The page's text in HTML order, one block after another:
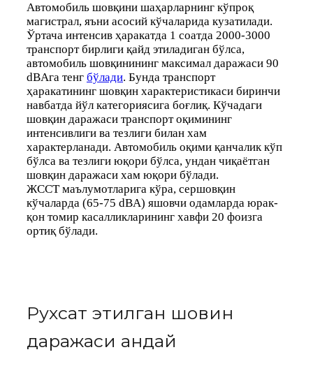
Автомобиль шовқини шаҳарларнинг кўпроқ
магистрал, яъни асосий кўчаларида кузатилади.
Ўртача интенсив ҳаракатда 1 соатда 2000-3000
транспорт бирлиги қайд этиладиган бўлса,
автомобиль шовқинининг максимал даражаси 90
dBАга тенг бўлади. Бунда транспорт
ҳаракатининг шовқин характеристикаси биринчи
навбатда йўл категориясига боғлиқ. Кўчадаги
шовқин даражаси транспорт оқимининг
интенсивлиги ва тезлиги билан хам
характерланади. Автомобиль оқими қанчалик кўп
бўлса ва тезлиги юқори бўлса, ундан чиқаётган
шовқин даражаси хам юқори бўлади.
ЖССТ маълумотларига кўра, сершовқин
кўчаларда (65-75 dBА) яшовчи одамларда юрак-
қон томир касалликларининг хавфи 20 фоизга
ортиқ бўлади.
Рухсат этилган шовқин
даражаси қандай